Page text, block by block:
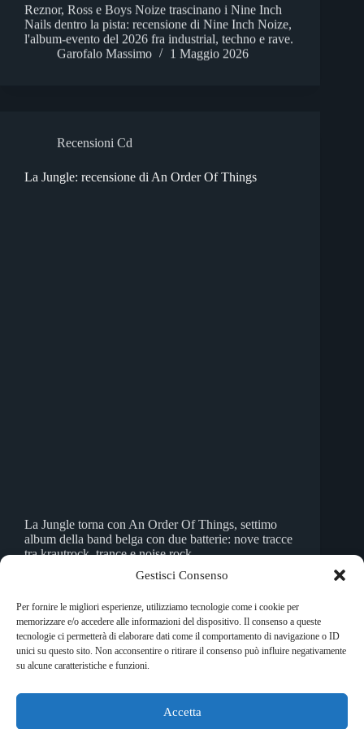
Gestisci Consenso
Per fornire le migliori esperienze, utilizziamo tecnologie come i cookie per
memorizzare e/o accedere alle informazioni del dispositivo. Il consenso a queste
tecnologie ci permetterà di elaborare dati come il comportamento di navigazione o ID
unici su questo sito. Non acconsentire o ritirare il consenso può influire negativamente
su alcune caratteristiche e funzioni.
Accetta
Reznor, Ross e Boys Noize trascinano i Nine Inch
Nails dentro la pista: recensione di Nine Inch Noize,
l'album-evento del 2026 fra industrial, techno e rave.
Garofalo Massimo
1 Maggio 2026
Recensioni Cd
La Jungle: recensione di An Order Of Things
La Jungle torna con An Order Of Things, settimo
album della band belga con due batterie: nove tracce
tra krautrock, trance e noise rock.